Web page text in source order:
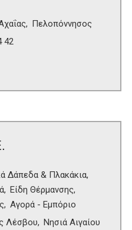
Πελοπόννησος
42
Δάπεδα & Πλακάκια
Είδη Θέρμανσης
Αγορά - Εμπόριο
Λέσβου
Νησιά Αιγαίου